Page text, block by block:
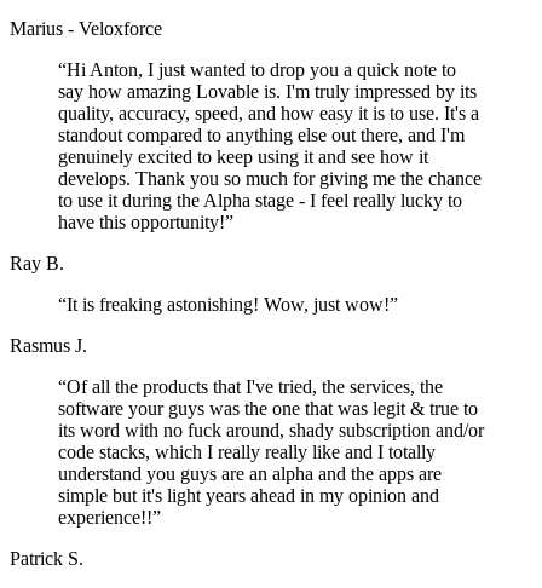
Marius - Veloxforce
“Hi Anton, I just wanted to drop you a quick note to
say how amazing Lovable is. I'm truly impressed by its
quality, accuracy, speed, and how easy it is to use. It's a
standout compared to anything else out there, and I'm
genuinely excited to keep using it and see how it
develops. Thank you so much for giving me the chance
to use it during the Alpha stage - I feel really lucky to
have this opportunity!”
Ray B.
“It is freaking astonishing! Wow, just wow!”
Rasmus J.
“Of all the products that I've tried, the services, the
software your guys was the one that was legit & true to
its word with no fuck around, shady subscription and/or
code stacks, which I really really like and I totally
understand you guys are an alpha and the apps are
simple but it's light years ahead in my opinion and
experience!!”
Patrick S.